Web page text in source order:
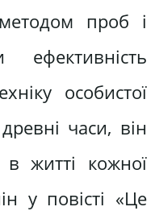
проб і
ефективність
особистої
часи, він
житті кожної
у повісті «Це